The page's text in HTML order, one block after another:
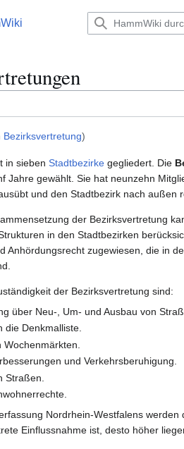
Bezirksvertretung)
in sieben Stadtbezirke gegliedert. Die
Jahre gewählt. Sie hat neunzehn
und den Stadtbezirk nach außen
der Bezirksvertretung
in den Stadtbezirken
Anhördungsrecht zugewiesen, die in
der Bezirksvertretung sind:
über Neu-, Um- und Ausbau von
die Denkmalliste.
und Verkehrsberuhigung.
Straßen.
Nordrhein-Westfalens
Einflussnahme ist, desto höher